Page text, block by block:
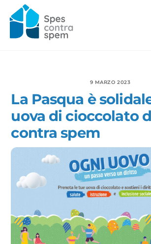
content
9 MARZO 2023
La Pasqua è
uova di cioccolato
contra spem